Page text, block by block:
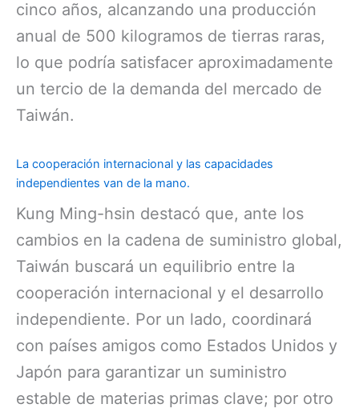
cinco años, alcanzando una producción
anual de 500 kilogramos de tierras raras,
lo que podría satisfacer aproximadamente
un tercio de la demanda del mercado de
Taiwán.
La cooperación internacional y las capacidades
independientes van de la mano.
Kung Ming-hsin destacó que, ante los
cambios en la cadena de suministro global,
Taiwán buscará un equilibrio entre la
cooperación internacional y el desarrollo
independiente. Por un lado, coordinará
con países amigos como Estados Unidos y
Japón para garantizar un suministro
estable de materias primas clave; por otro